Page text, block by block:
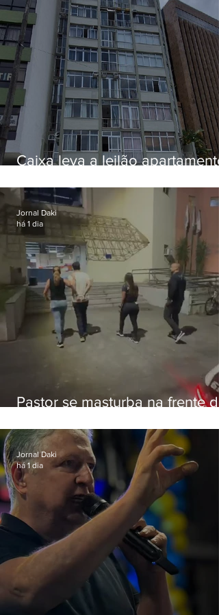
Caixa leva a leilão apartamento
Botafogo
Pastor se masturba na frente de
Jornal Daki
há 1 dia
Jornal Daki
há 1 dia